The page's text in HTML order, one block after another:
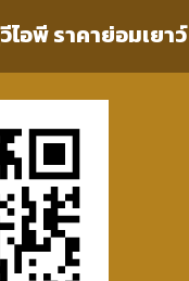
อพี ราคาย่อมเยาว์